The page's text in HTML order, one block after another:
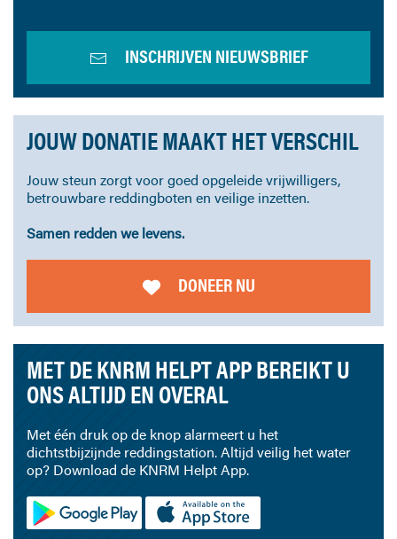
INSCHRIJVEN NIEUWSBRIEF
JOUW DONATIE MAAKT HET VERSCHIL
Jouw steun zorgt voor goed opgeleide vrijwilligers,
betrouwbare reddingboten en veilige inzetten.
Samen redden we levens.
DONEER NU
MET DE KNRM HELPT APP BEREIKT U
ONS ALTIJD EN OVERAL
Met één druk op de knop alarmeert u het
dichtstbijzijnde reddingstation. Altijd veilig het water
op? Download de KNRM Helpt App.